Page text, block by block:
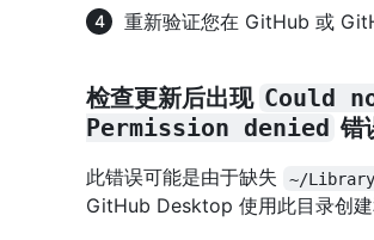
重新验证您在 GitHub 或
检查更新后出现 Could
Permission denied 错
此错误可能是由于缺失 ~/
GitHub Desktop 使用此目录创建